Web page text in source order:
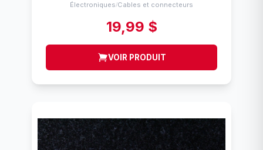
Électroniques/Cables et connecteurs
19,99 $
VOIR PRODUIT